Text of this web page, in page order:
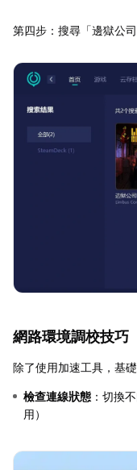
第四步：搜尋「邊獄公
網路環境調校技巧
除了使用加速工具，基
檢查連線狀態 ：切換
用）